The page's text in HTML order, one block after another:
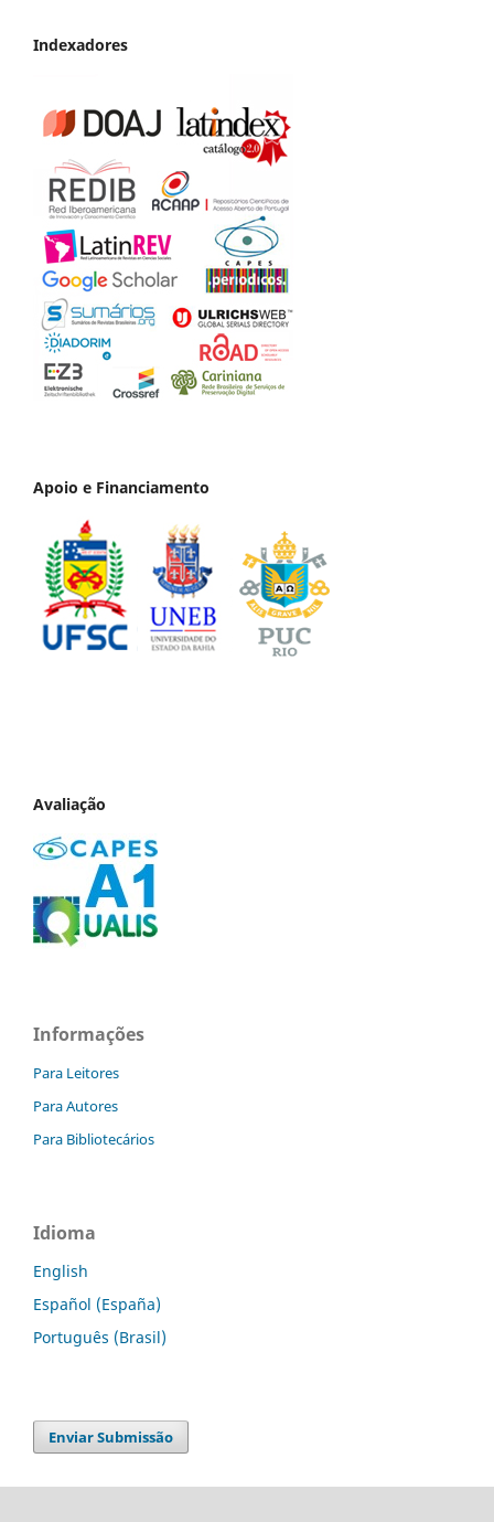
Indexadores
Apoio e Financiamento
Avaliação
Informações
Para Leitores
Para Autores
Para Bibliotecários
Idioma
English
Español (España)
Português (Brasil)
Enviar Submissão